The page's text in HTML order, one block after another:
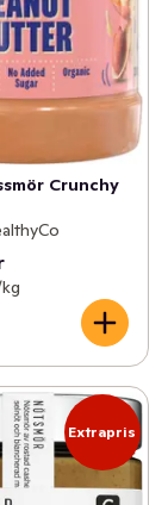
Crunchy
Extrapris